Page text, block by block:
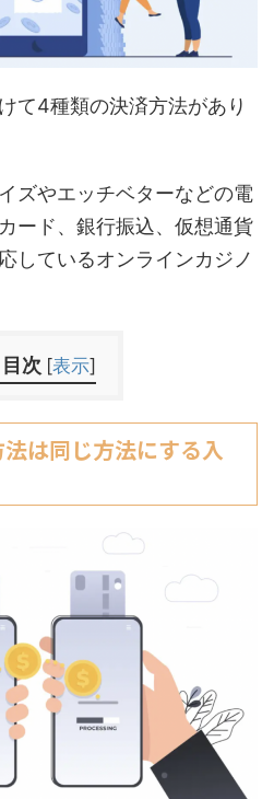
て4種類の決済方法があり
ズやエッチベターなどの電
ード、銀行振込、仮想通貨
しているオンラインカジノ
目次 [表示]
は同じ方法にする入